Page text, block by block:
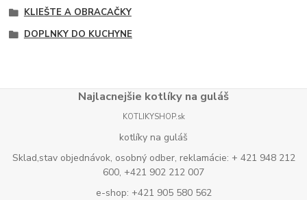
KLIEŠTE A OBRACAČKY
DOPLNKY DO KUCHYNE
Najlacnejšie kotlíky na guláš
KOTLIKYSHOP.sk
kotlíky na guláš
Sklad,stav objednávok, osobný odber, reklamácie: + 421 948 212
600, +421 902 212 007
e-shop: +421 905 580 562